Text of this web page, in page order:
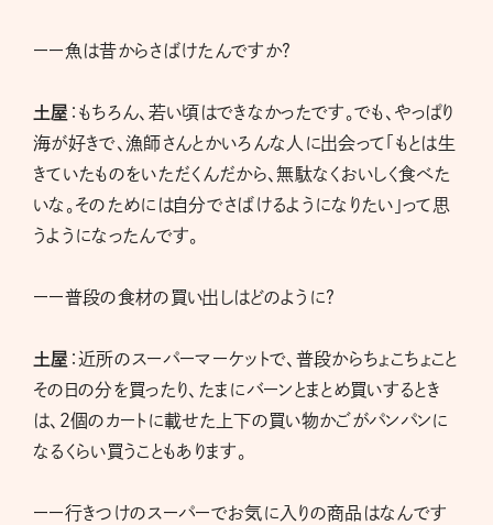
ーー魚は昔からさばけたんですか?
土屋 ：もちろん、若い頃はできなかったです。でも、やっぱり
海が好きで、漁師さんとかいろんな人に出会って「もとは生
きていたものをいただくんだから、無駄なくおいしく食べた
いな。そのためには自分でさばけるようになりたい」って思
うようになったんです。
ーー普段の食材の買い出しはどのように?
土屋 ：近所のスーパーマーケットで、普段からちょこちょこと
その日の分を買ったり、たまにバーンとまとめ買いするとき
は、２個のカートに載せた上下の買い物かごがパンパンに
なるくらい買うこともあります。
ーー行きつけのスーパーでお気に入りの商品はなんです